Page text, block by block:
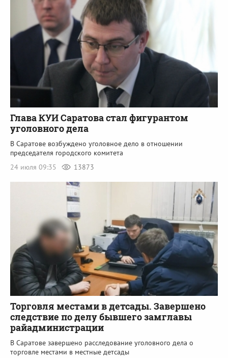
Глава КУИ Саратова стал фигурантом
уголовного дела
В Саратове возбуждено уголовное дело в отношении
председателя городского комитета
24 июля 09:35
13873
Торговля местами в детсады. Завершено
следствие по делу бывшего замглавы
райадминистрации
В Саратове завершено расследование уголовного дела о
торговле местами в местные детсады